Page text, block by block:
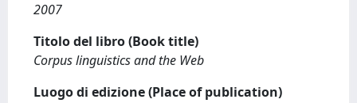
2007
Titolo del libro (Book title)
Corpus linguistics and the Web
Luogo di edizione (Place of publication)